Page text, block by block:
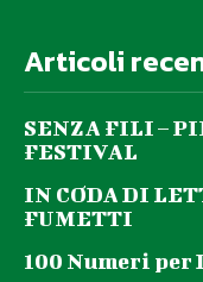
Tutto Ferrari – in
Articoli
SENZA FILI –
FESTIVAL
IN CODA DI
FUMETTI
100 Numeri per